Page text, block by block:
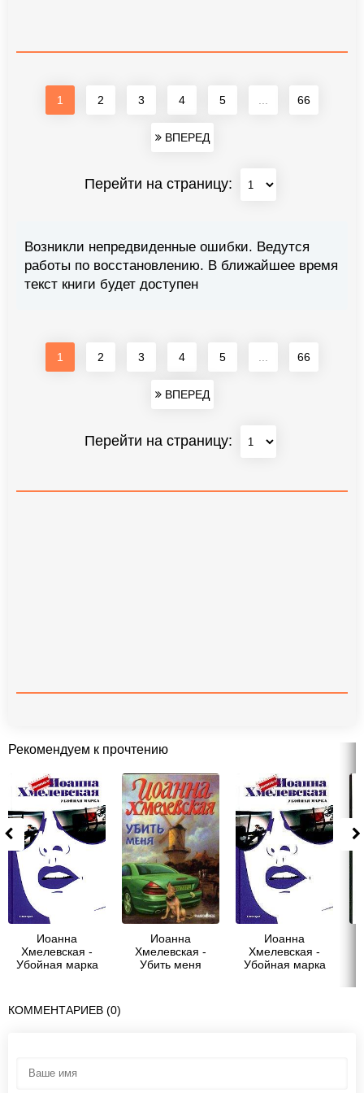
1 2 3 4 5 66
ВПЕРЕД
Перейти на страницу:
Возникли непредвиденные ошибки. Ведутся
работы по восстановлению. В ближайшее время
текст книги будет доступен
1 2 3 4 5 66
ВПЕРЕД
Перейти на страницу:
Рекомендуем к прочтению
Иоанна
Хмелевская -
Убойная марка
Иоанна
Хмелевская -
Убить меня
Иоанна
Хмелевская -
Убойная марка
КОММЕНТАРИЕВ (0)